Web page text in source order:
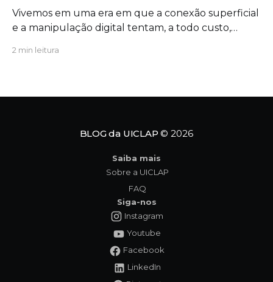
Vivemos em uma era em que a conexão superficial
e a manipulação digital tentam, a todo custo,
2 min leitura
BLOG da UICLAP © 2026
Saiba mais
Sobre a UICLAP
FAQ
Siga-nos
Instagram
Youtube
Facebook
LinkedIn